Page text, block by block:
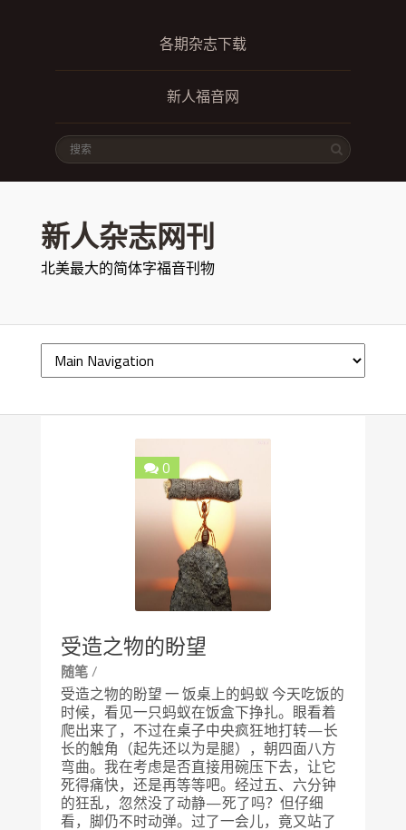
各期杂志下载
新人福音网
新人杂志网刊
北美最大的简体字福音刊物
0
受造之物的盼望
随笔/
受造之物的盼望 一 饭桌上的蚂蚁 今天吃饭的
时候，看见一只蚂蚁在饭盒下挣扎。眼看着
爬出来了，不过在桌子中央疯狂地打转—长
长的触角（起先还以为是腿），朝四面八方
弯曲。我在考虑是否直接用碗压下去，让它
死得痛快，还是再等等吧。经过五、六分钟
的狂乱，忽然没了动静—死了吗？但仔细
看，脚仍不时动弹。过了一会儿，竟又站了